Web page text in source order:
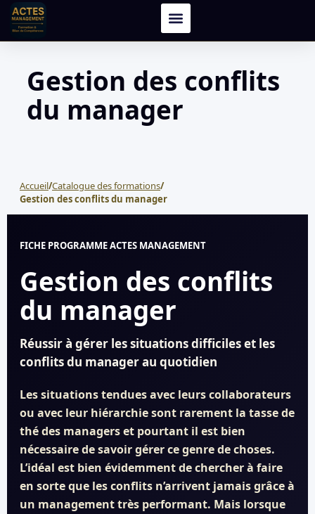
Gestion des conflits
du manager
Accueil/Catalogue des formations/
Gestion des conflits du manager
FICHE PROGRAMME ACTES MANAGEMENT
Gestion des conflits
du manager
Réussir à gérer les situations difficiles et les
conflits du manager au quotidien
Les situations tendues avec leurs collaborateurs
ou avec leur hiérarchie sont rarement la tasse de
thé des managers et pourtant il est bien
nécessaire de savoir gérer ce genre de choses.
L’idéal est bien évidemment de chercher à faire
en sorte que les conflits n’arrivent jamais grâce à
un management très performant. Mais lorsque